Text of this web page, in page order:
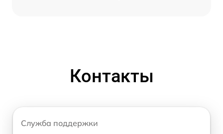
Контакты
Служба поддержки